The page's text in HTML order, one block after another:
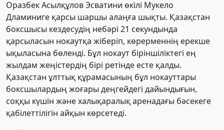
Оразбек Асылқұлов Эсватини өкілі Мукело
Дламиниге қарсы шаршы алаңға шықты. Қазақстан
боксшысы кездесудің небәрі 21 секундында
қарсыласын нокаутқа жіберіп, көрерменнің ерекше
ықыласына бөленді. Бұл нокаут біріншіліктегі ең
жылдам жеңістердің бірі ретінде есте қалды.
Қазақстан ұлттық құрамасының бұл нокауттары
боксшылардың жоғары деңгейдегі дайындығын,
соққы күшін және халықаралық аренадағы бәсекеге
қабілеттілігін айқын көрсетеді.